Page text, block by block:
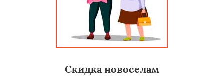
Скидка новоселам